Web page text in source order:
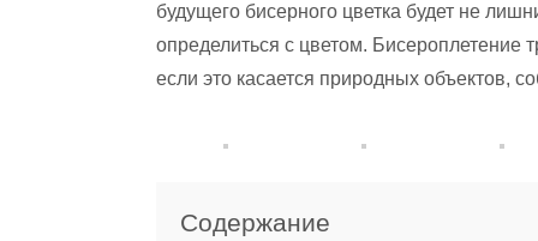
будущего бисерного цветка будет не
определиться с цветом. Бисероплетение
если это касается природных объектов,
Содержание